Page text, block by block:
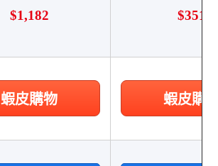
$1,182 $351
蝦皮購物 蝦皮購